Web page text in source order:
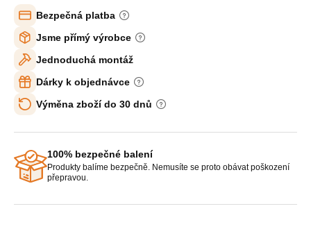
Bezpečná platba
Jsme přímý výrobce
Jednoduchá montáž
Dárky k objednávce
Výměna zboží do 30 dnů
100% bezpečné balení
Produkty balíme bezpečně. Nemusíte se proto obávat poškození
přepravou.